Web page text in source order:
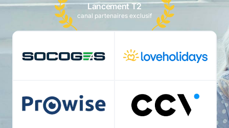
Lancement T2
canal partenaires exclusif